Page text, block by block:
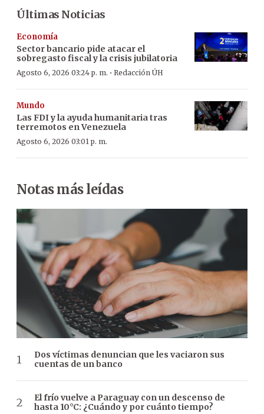
Últimas Noticias
Economía
Sector bancario pide atacar el
sobregasto fiscal y la crisis jubilatoria
Agosto 6, 2026 03:24 p. m. · Redacción ÚH
Mundo
Las FDI y la ayuda humanitaria tras
terremotos en Venezuela
Agosto 6, 2026 03:01 p. m.
Notas más leídas
Dos víctimas denuncian que les vaciaron sus
cuentas de un banco
El frío vuelve a Paraguay con un descenso de
hasta 10°C: ¿Cuándo y por cuánto tiempo?